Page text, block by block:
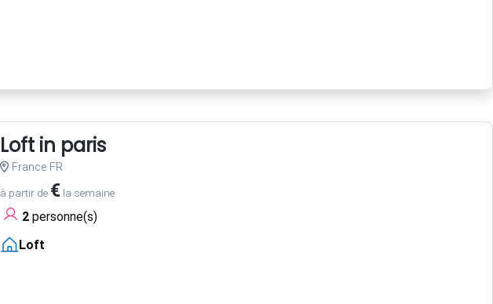
Loft in paris
France FR
à partir de €la semaine
2personne(s)
Loft